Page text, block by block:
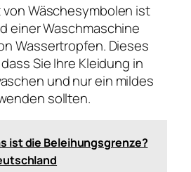
Wäschesymbolen ist
einer Waschmaschine
Wassertropfen. Dieses
Sie Ihre Kleidung in
und nur ein mildes
sollten.
ist die Beleihungsgrenze?